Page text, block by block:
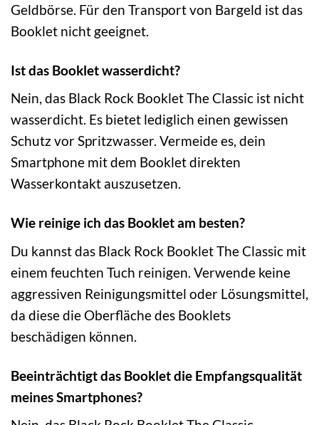
Geldbörse. Für den Transport von Bargeld ist das
Booklet nicht geeignet.
Ist das Booklet wasserdicht?
Nein, das Black Rock Booklet The Classic ist nicht
wasserdicht. Es bietet lediglich einen gewissen
Schutz vor Spritzwasser. Vermeide es, dein
Smartphone mit dem Booklet direkten
Wasserkontakt auszusetzen.
Wie reinige ich das Booklet am besten?
Du kannst das Black Rock Booklet The Classic mit
einem feuchten Tuch reinigen. Verwende keine
aggressiven Reinigungsmittel oder Lösungsmittel,
da diese die Oberfläche des Booklets
beschädigen können.
Beeinträchtigt das Booklet die Empfangsqualität
meines Smartphones?